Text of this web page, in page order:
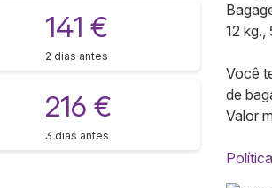
141 €
2 dias antes
216 €
3 dias antes
12 kg.,
Você
de
Valor